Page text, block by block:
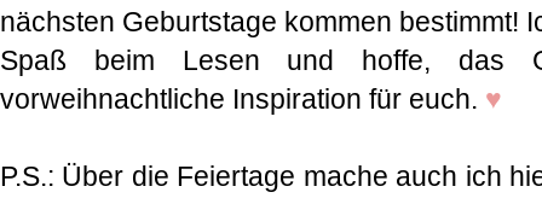
nächsten Geburtstage kommen bestimmt!
Spaß beim Lesen und hoffe, das
vorweihnachtliche Inspiration für euch. ♥
P.S.: Über die Feiertage mache auch ich